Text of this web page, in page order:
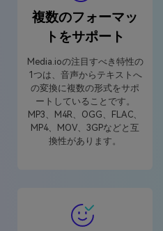
複数のフォーマッ
トをサポート
Media.ioの注目すべき特性の
1つは、音声からテキストへ
の変換に複数の形式をサポ
ートしていることです。
MP3、M4R、OGG、FLAC、
MP4、MOV、3GPなどと互
換性があります。